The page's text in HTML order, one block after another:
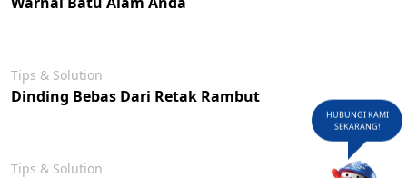
Tips & Solution
Dinding Bebas Dari Retak Rambut
Tips & Solution
HUBUNGI KAMI
SEKARANG!